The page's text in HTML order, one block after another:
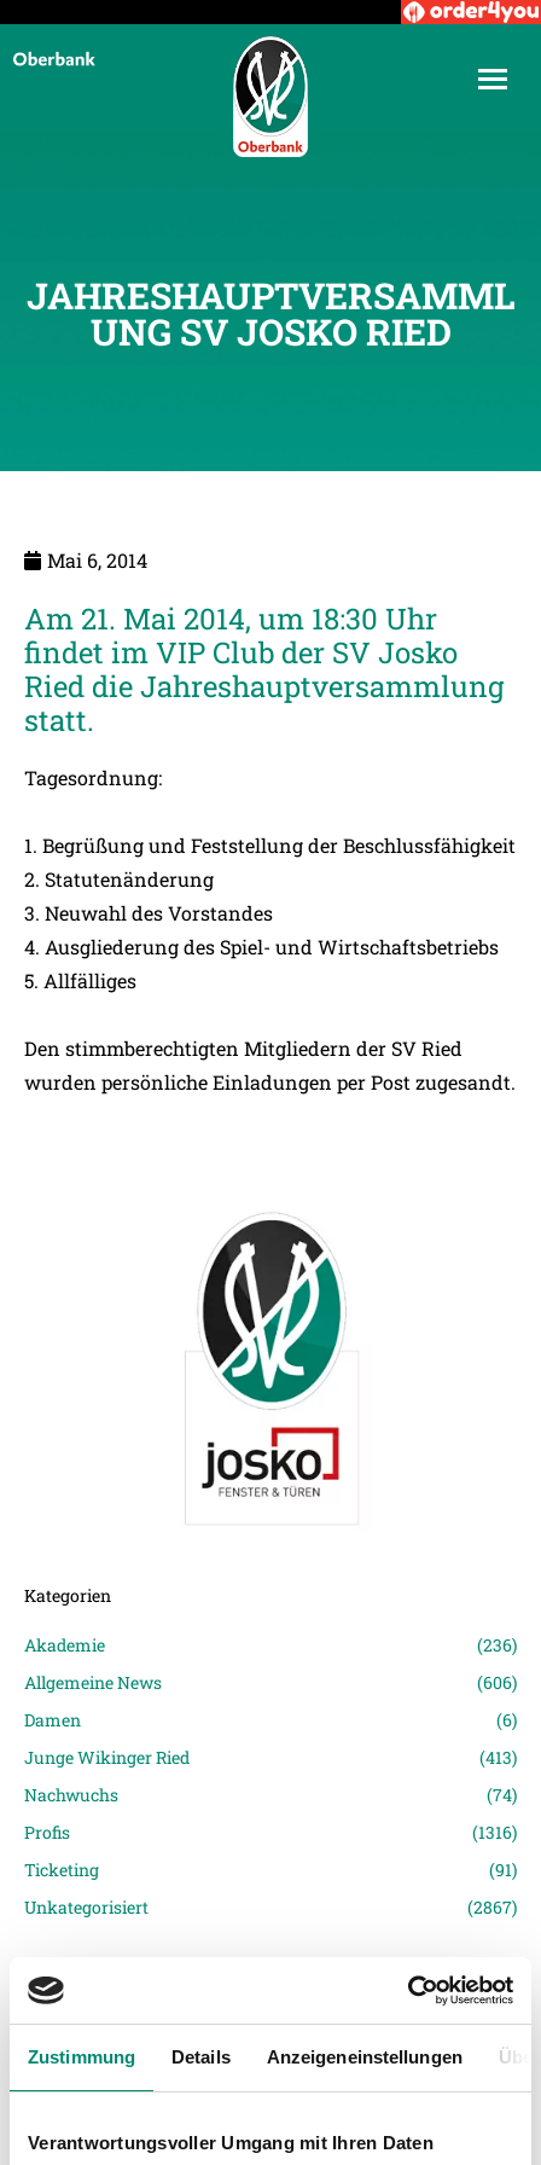
Zustimmung Details Anzeigeneinstellungen
Verantwortungsvoller Umgang mit Ihren Daten
JAHRESHAUPTVERSAMML
UNG SV JOSKO RIED
Mai 6, 2014
Am 21. Mai 2014, um 18:30 Uhr
findet im VIP Club der SV Josko
Ried die Jahreshauptversammlung
statt.
Tagesordnung:
1. Begrüßung und Feststellung der Beschlussfähigkeit
2. Statutenänderung
3. Neuwahl des Vorstandes
4. Ausgliederung des Spiel- und Wirtschaftsbetriebs
5. Allfälliges
Den stimmberechtigten Mitgliedern der SV Ried
wurden persönliche Einladungen per Post zugesandt.
Kategorien
Akademie
(236)
Allgemeine News
(606)
Damen
(6)
Junge Wikinger Ried
(413)
Nachwuchs
(74)
Profis
(1316)
Ticketing
(91)
Unkategorisiert
(2867)
VORIGER NEWSEINTRAG NÄCHSTER NEWSEINTRAG